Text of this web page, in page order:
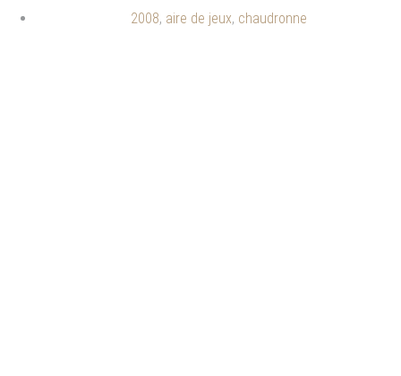
2008, aire de jeux, chaudronne